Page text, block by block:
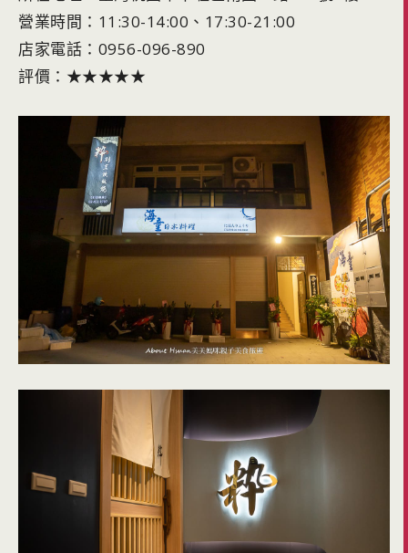
營業時間：11:30-14:00、17:30-21:00
店家電話：0956-096-890
評價：★★★★★